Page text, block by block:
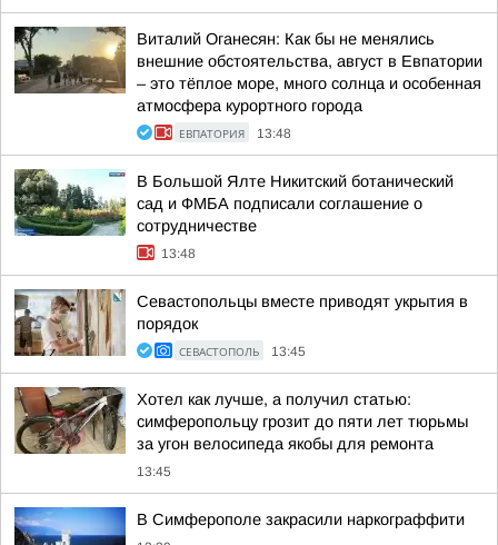
Виталий Оганесян: Как бы не менялись
внешние обстоятельства, август в Евпатории
– это тёплое море, много солнца и особенная
атмосфера курортного города
ЕВПАТОРИЯ 13:48
В Большой Ялте Никитский ботанический
сад и ФМБА подписали соглашение о
сотрудничестве
13:48
Севастопольцы вместе приводят укрытия в
порядок
СЕВАСТОПОЛЬ 13:45
Хотел как лучше, а получил статью:
симферопольцу грозит до пяти лет тюрьмы
за угон велосипеда якобы для ремонта
13:45
В Симферополе закрасили наркограффити